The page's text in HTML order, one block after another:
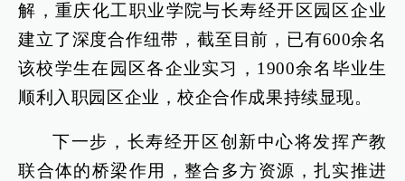
解，重庆化工职业学院与长寿经开区园区企业
建立了深度合作纽带，截至目前，已有600余名
该校学生在园区各企业实习，1900余名毕业生
顺利入职园区企业，校企合作成果持续显现。
下一步，长寿经开区创新中心将发挥产教
联合体的桥梁作用，整合多方资源，扎实推进